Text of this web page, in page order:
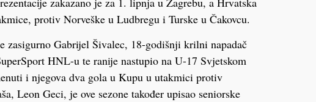
protiv Norveške u Ludbregu i Turske u Čakovcu.
zasigurno Gabrijel Šivalec, 18-godišnji krilni napadač
HNL-u te ranije nastupio na U-17 Svjetskom
i njegova dva gola u Kupu u utakmici protiv
Leon Geci, je ove sezone također upisao seniorske